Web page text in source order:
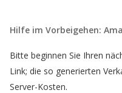
Hilfe im Vorbeigehen:
Bitte beginnen Sie Ihren
Link; die so generierten
Server-Kosten.